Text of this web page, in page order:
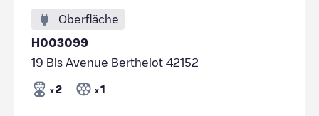
Oberfläche
H003099
19 Bis Avenue Berthelot 42152
x 2 x 1